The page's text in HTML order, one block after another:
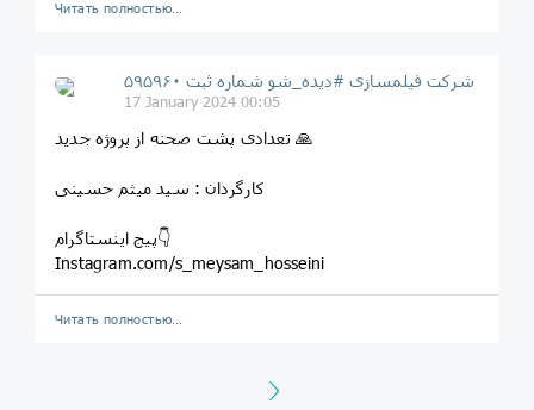
Читать полностью…
شرکت فیلمسازی #دیده_شو شماره ثبت ۵۹۵۹۶۰
17 January 2024 00:05
تعدادی پشت صحنه از پروژه جدید 🙏
کارگردان : سید میثم حسینی
پیج اینستاگرام👇
Instagram.com/s_meysam_hosseini
Читать полностью…
Next